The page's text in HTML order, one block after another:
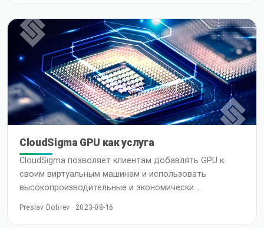
использовать колоссальную мощность графических
процессоров (GPUs) для достижения
беспрецедентной производительности,
эффективности и инноваций. С по
CloudSigma GPU как услуга
CloudSigma позволяет клиентам добавлять GPU к
своим виртуальным машинам и использовать
высокопроизводительные и экономически
эффективные вычисления, способные справиться с
Preslav Dobrev · 2023-08-16